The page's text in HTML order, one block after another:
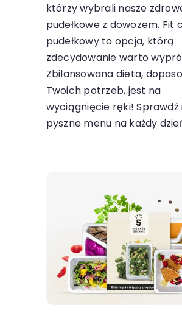
którzy wybrali nasze
pudełkowe z dowozem. Fit
pudełkowy to opcja, którą
zdecydowanie warto
Zbilansowana dieta,
Twoich potrzeb, jest na
wyciągnięcie ręki! Sprawdź
pyszne menu na każdy